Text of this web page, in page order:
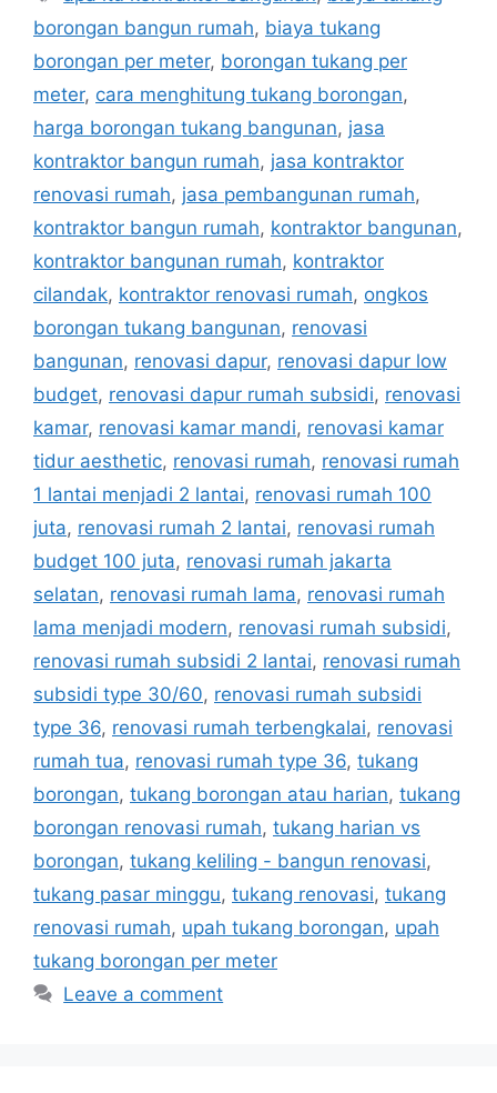
borongan bangun rumah, biaya tukang
borongan per meter, borongan tukang per
meter, cara menghitung tukang borongan,
harga borongan tukang bangunan, jasa
kontraktor bangun rumah, jasa kontraktor
renovasi rumah, jasa pembangunan rumah,
kontraktor bangun rumah, kontraktor bangunan,
kontraktor bangunan rumah, kontraktor
cilandak, kontraktor renovasi rumah, ongkos
borongan tukang bangunan, renovasi
bangunan, renovasi dapur, renovasi dapur low
budget, renovasi dapur rumah subsidi, renovasi
kamar, renovasi kamar mandi, renovasi kamar
tidur aesthetic, renovasi rumah, renovasi rumah
1 lantai menjadi 2 lantai, renovasi rumah 100
juta, renovasi rumah 2 lantai, renovasi rumah
budget 100 juta, renovasi rumah jakarta
selatan, renovasi rumah lama, renovasi rumah
lama menjadi modern, renovasi rumah subsidi,
renovasi rumah subsidi 2 lantai, renovasi rumah
subsidi type 30/60, renovasi rumah subsidi
type 36, renovasi rumah terbengkalai, renovasi
rumah tua, renovasi rumah type 36, tukang
borongan, tukang borongan atau harian, tukang
borongan renovasi rumah, tukang harian vs
borongan, tukang keliling - bangun renovasi,
tukang pasar minggu, tukang renovasi, tukang
renovasi rumah, upah tukang borongan, upah
tukang borongan per meter
Leave a comment